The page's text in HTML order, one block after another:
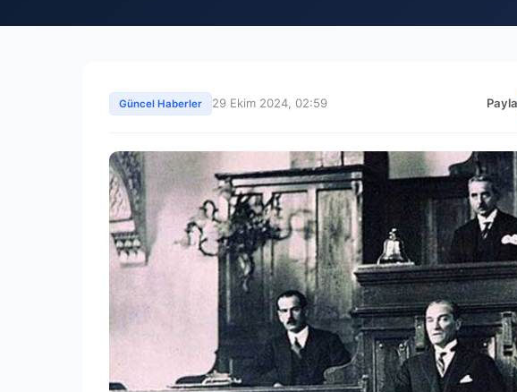
Güncel Haberler 29 Ekim 2024, 02:59